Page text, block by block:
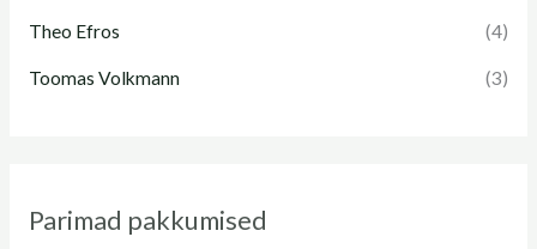
Theo Efros (4)
Toomas Volkmann (3)
Parimad pakkumised